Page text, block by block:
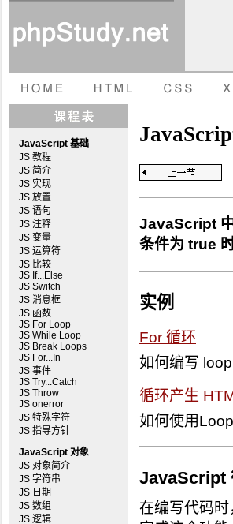
JavaScript 基础
JS 教程
JS 简介
JS 实现
JS 放置
JS 语句
JS 注释
JS 变量
JS 运算符
JS 比较
JS If...Else
JS Switch
JS 消息框
JS 函数
JS For Loop
JS While Loop
JS Break Loops
JS For...In
JS 事件
JS Try...Catch
JS Throw
JS onerror
JS 特殊字符
JS 指导方针
JavaScript 对象
JS 对象简介
JS 字符串
JS 日期
JS 数组
JS 逻辑
JavaScript
条件为 true 时
实例
For 循环
如何编写
循环产生
如何使用
JavaScript
在编写代码